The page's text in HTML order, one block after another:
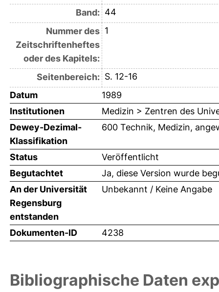
Band: 44
Nummer des
Zeitschriftenheftes
oder des Kapitels:
1
Seitenbereich: S. 12-16
Datum
1989
Institutionen
Medizin > Zentren des
Dewey-Dezimal-
Klassifikation
600 Technik, Medizin,
Status
Veröffentlicht
Begutachtet
Ja, diese Version wurde
An der Universität
Regensburg
entstanden
Unbekannt / Keine Angabe
Dokumenten-ID 4238
Bibliographische Daten